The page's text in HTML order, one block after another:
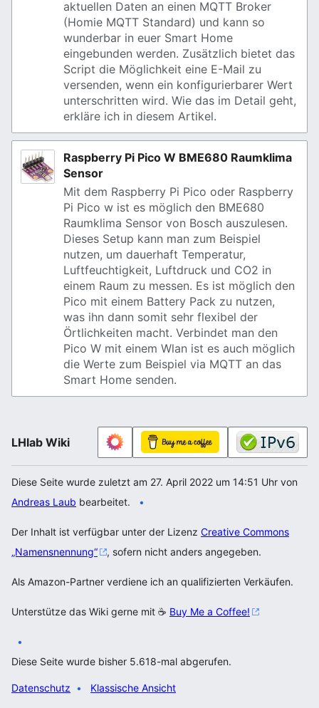
aktuellen Daten an einen MQTT Broker
(Homie MQTT Standard) und kann so
wunderbar in euer Smart Home
eingebunden werden. Zusätzlich bietet das
Script die Möglichkeit eine E-Mail zu
versenden, wenn ein konfigurierbarer Wert
unterschritten wird. Wie das im Detail geht,
erkläre ich in diesem Artikel.
Raspberry Pi Pico W BME680 Raumklima
Sensor
Mit dem Raspberry Pi Pico oder Raspberry
Pi Pico w ist es möglich den BME680
Raumklima Sensor von Bosch auszulesen.
Dieses Setup kann man zum Beispiel
nutzen, um dauerhaft Temperatur,
Luftfeuchtigkeit, Luftdruck und CO2 in
einem Raum zu messen. Es ist möglich den
Pico mit einem Battery Pack zu nutzen,
was ihn dann somit sehr flexibel der
Örtlichkeiten macht. Verbindet man den
Pico W mit einem Wlan ist es auch möglich
die Werte zum Beispiel via MQTT an das
Smart Home senden.
LHlab Wiki
Diese Seite wurde zuletzt am 27. April 2022 um 14:51 Uhr von
Andreas Laub bearbeitet.
Der Inhalt ist verfügbar unter der Lizenz Creative Commons
„Namensnennung“
, sofern nicht anders angegeben.
Als Amazon-Partner verdiene ich an qualifizierten Verkäufen.
Unterstütze das Wiki gerne mit ☕ Buy Me a Coffee!
Diese Seite wurde bisher 5.618-mal abgerufen.
Datenschutz Klassische Ansicht